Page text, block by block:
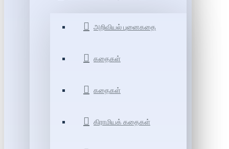
அறிவியல் புனைகதை
கதைகள்
கதைகள்
கிராமியக் கதைகள்